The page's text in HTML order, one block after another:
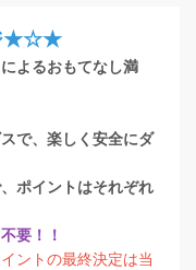
★☆★
よるおもてなし満
で、楽しく安全にダ
ポイントはそれぞれ
要！！
ントの最終決定は当